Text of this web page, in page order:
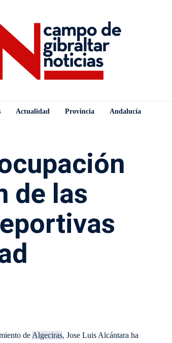
Actualidad Provincia Andalucía
de las
de Algeciras, Jose Luis Alcántara ha